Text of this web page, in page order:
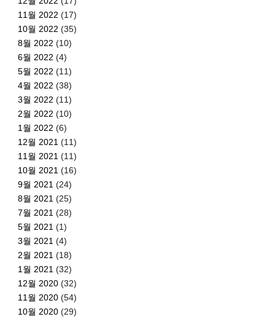
11월 2022 (17)
10월 2022 (35)
8월 2022 (10)
6월 2022 (4)
5월 2022 (11)
4월 2022 (38)
3월 2022 (11)
2월 2022 (10)
1월 2022 (6)
12월 2021 (11)
11월 2021 (11)
10월 2021 (16)
9월 2021 (24)
8월 2021 (25)
7월 2021 (28)
5월 2021 (1)
3월 2021 (4)
2월 2021 (18)
1월 2021 (32)
12월 2020 (32)
11월 2020 (54)
10월 2020 (29)